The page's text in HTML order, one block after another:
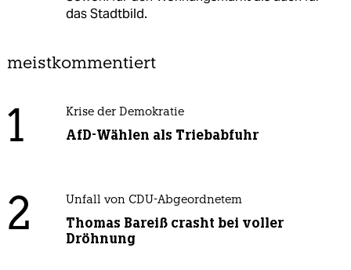
das Stadtbild.
meistkommentiert
1 Krise der Demokratie
AfD-Wählen als Triebabfuhr
2 Unfall von CDU-Abgeordnetem
Thomas Bareiß crasht bei voller
Dröhnung